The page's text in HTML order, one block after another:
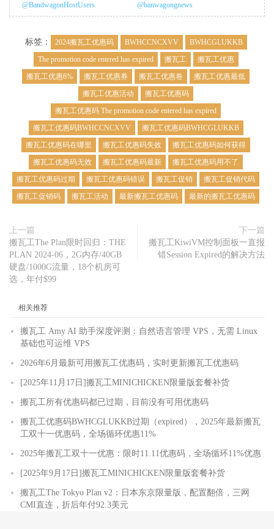
@BandwagonHostUsers
@banwagongnews
标签： 2024搬瓦工优惠码 BWHCCNCXVV
BWHCGLUKKB
The promotion code entered has expired
搬瓦工
搬瓦工优惠
搬瓦工优惠6%
搬瓦工优惠券 搬瓦工优惠卷
搬瓦工优惠最低
搬瓦工优惠活动
搬瓦工优惠码
搬瓦工优惠码 The promotion code entered has expired
搬瓦工优惠码BWHCCNCXVV
搬瓦工优惠码BWHCGLUKKB
搬瓦工优惠码在哪里
搬瓦工优惠码失效
搬瓦工优惠码如何获得
搬瓦工优惠码无效
搬瓦工优惠码最新
搬瓦工优惠码用不了
搬瓦工优惠码过期
搬瓦工优惠码错误 搬瓦工促销
搬瓦工促销代码
搬瓦工促销码
搬瓦工活动 最新搬瓦工优惠码 最新的搬瓦工优惠码
上一篇
搬瓦工The Plan限时回归：THE
PLAN 2024-06，2G内存/40GB
硬盘/1000G流量，18个机房可
选，年付$99
下一篇
搬瓦工KiwiVM控制面板一直报
错Session Expired的解决方法
相关推荐
搬瓦工 Amy AI 助手深度评测：自然语言管理 VPS，无需 Linux
基础也可运维 VPS
2026年6月最新可用搬瓦工优惠码，实时更新搬瓦工优惠码
[2025年11月17日]搬瓦工MINICHICKEN限量版套餐补货
搬瓦工所有优惠码都已过期，目前没有可用优惠码
搬瓦工优惠码BWHCGLUKKB过期（expired），2025年最新搬瓦
工双十一优惠码，全场循环优惠11%
2025年搬瓦工双十一优惠：限时11.11优惠码，全场循环11%优惠
[2025年9月17日]搬瓦工MINICHICKEN限量版套餐补货
搬瓦工The Tokyo Plan v2：日本东京限量版，配置翻倍，三网
CMI直连，折后年付92.3美元